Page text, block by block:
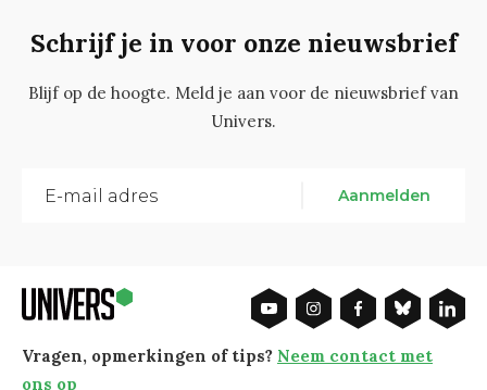
Schrijf je in voor onze nieuwsbrief
Blijf op de hoogte. Meld je aan voor de nieuwsbrief van
Univers.
Aanmelden
Vragen, opmerkingen of tips? Neem contact met
ons op